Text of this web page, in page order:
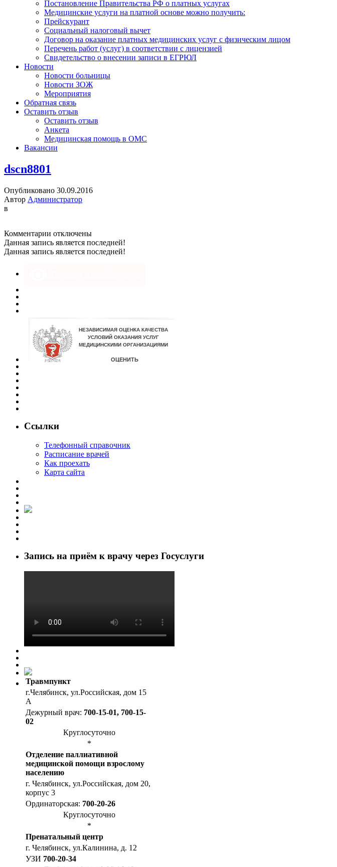
Постановление Правительства РФ о платных услугах
Медицинские услуги на платной основе можно получить:
Прейскурант
Социальный налоговый вычет
Договор на оказание платных медицинских услуг с физическим лицом
Перечень работ (услуг) в соответствии с лицензией
Свидетельство о внесении записи в ЕГРЮЛ
Новости
Новости больницы
Новости ЗОЖ
Мероприятия
Обратная связь
Оставить отзыв
Оставить отзыв
Анкета
Медицинская помощь в ОМС
Вакансии
dscn8801
Опубликовано 30.09.2016
Автор Администратор
в
Комментарии к
записи
dscn8801
отключены
Данная запись является последней!
Данная запись является последней!
Ссылки
Телефонный справочник
Расписание врачей
Как проехать
Карта сайта
Запись на приём к врачу через Госуслуги
Травмпункт
г.Челябинск, ул.Российская, дом 15
А
Дежурный врач: 700-15-01, 700-15-
02
Круглосуточно
*
Отделение паллиативной
медицинской помощи взрослому
населению
г. Челябинск, ул.Российская, дом 20,
корпус 3
Ординаторская: 700-20-26
Круглосуточно
*
Пренатальный центр
г. Челябинск, ул.Калинина, д. 12
УЗИ 700-20-34